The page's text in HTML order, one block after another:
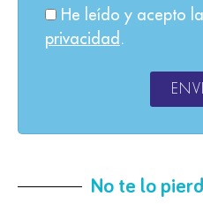
He leído y acepto la
privacidad .
No te lo